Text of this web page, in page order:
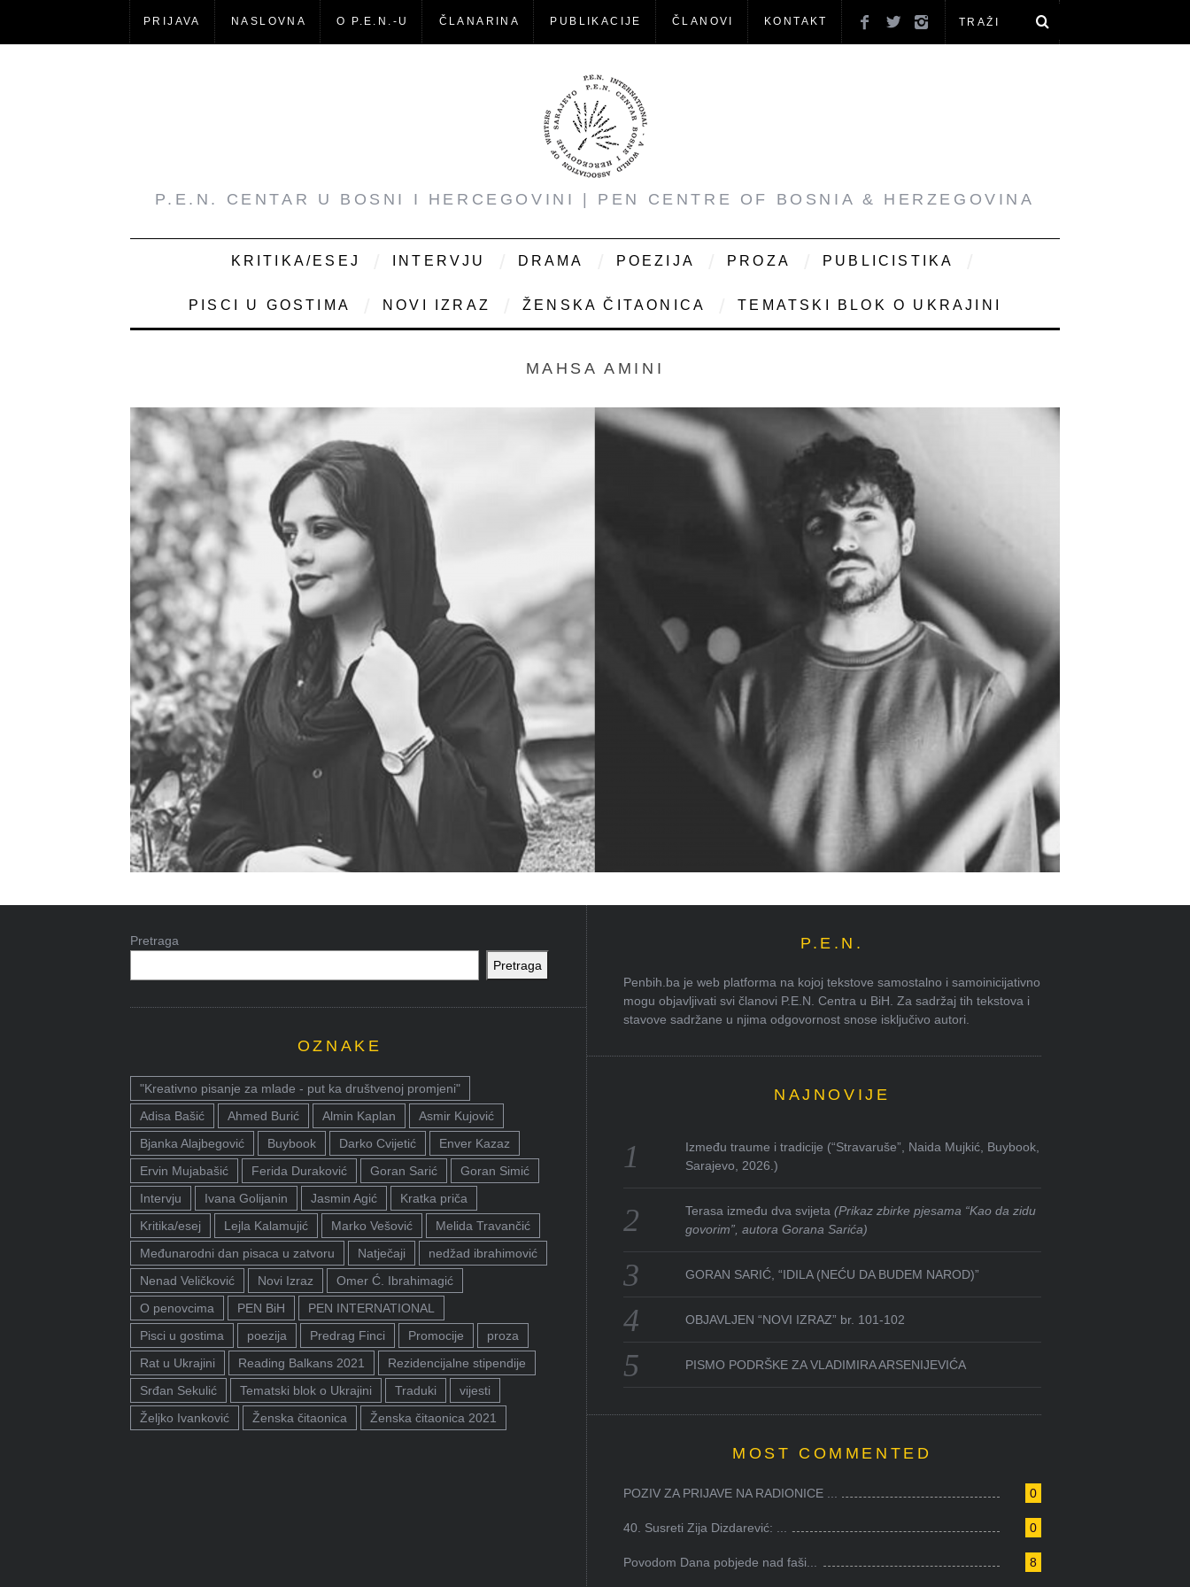
PRIJAVA NASLOVNA O P.E.N.-U ČLANARINA PUBLIKACIJE ČLANOVI KONTAKT
P.E.N. CENTAR U BOSNI I HERCEGOVINI | PEN CENTRE OF BOSNIA & HERZEGOVINA
KRITIKA/ESEJ INTERVJU DRAMA POEZIJA PROZA PUBLICISTIKA
PISCI U GOSTIMA NOVI IZRAZ ŽENSKA ČITAONICA TEMATSKI BLOK O UKRAJINI
MAHSA AMINI
Pretraga
Pretraga
OZNAKE
"Kreativno pisanje za mlade - put ka društvenoj promjeni"
Adisa Bašić
Ahmed Burić Almin Kaplan
Asmir Kujović
Bjanka Alajbegović
Buybook Darko Cvijetić
Enver Kazaz
Ervin Mujabašić
Ferida Duraković Goran Sarić
Goran Simić
Intervju
Ivana Golijanin Jasmin Agić
Kratka priča
Kritika/esej
Lejla Kalamujić Marko Vešović
Melida Travančić
Međunarodni dan pisaca u zatvoru
Natječaji
nedžad ibrahimović
Nenad Veličković
Novi Izraz
Omer Ć. Ibrahimagić
O penovcima
PEN BiH
PEN INTERNATIONAL
Pisci u gostima
poezija Predrag Finci Promocije
proza
Rat u Ukrajini
Reading Balkans 2021
Rezidencijalne stipendije
Srđan Sekulić
Tematski blok o Ukrajini Traduki
vijesti
Željko Ivanković
Ženska čitaonica Ženska čitaonica 2021
P.E.N.
Penbih.ba je web platforma na kojoj tekstove samostalno i samoinicijativno
mogu objavljivati svi članovi P.E.N. Centra u BiH. Za sadržaj tih tekstova i
stavove sadržane u njima odgovornost snose isključivo autori.
NAJNOVIJE
Između traume i tradicije (“Stravaruše”, Naida Mujkić, Buybook,
Sarajevo, 2026.)
Terasa između dva svijeta(Prikaz zbirke pjesama “Kao da zidu
govorim”, autora Gorana Sarića)
GORAN SARIĆ, “IDILA (NEĆU DA BUDEM NAROD)”
OBJAVLJEN “NOVI IZRAZ” br. 101-102
PISMO PODRŠKE ZA VLADIMIRA ARSENIJEVIĆA
MOST COMMENTED
0
POZIV ZA PRIJAVE NA RADIONICE ...
0
40. Susreti Zija Dizdarević: ...
8
Povodom Dana pobjede nad faši...